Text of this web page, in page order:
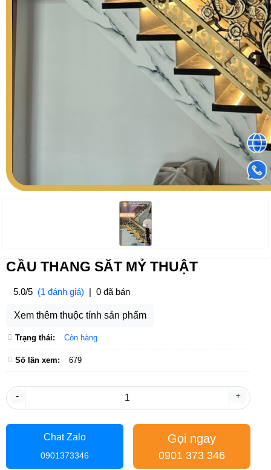
CẦU THANG SĂT MỶ THUẬT
5.0/5 (1 đánh giá) | 0 đã bán
Xem thêm thuộc tính sản phẩm
Trạng thái: Còn hàng
Số lần xem: 679
- +
Chat Zalo
0901373346
Gọi ngay
0901 373 346